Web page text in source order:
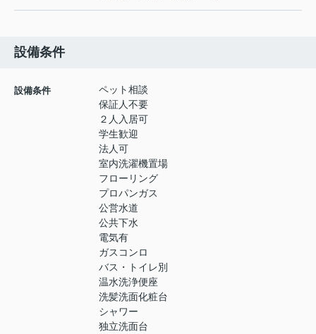
設備条件
設備条件
ペット相談
保証人不要
２人入居可
学生歓迎
法人可
室内洗濯機置場
フローリング
プロパンガス
公営水道
公共下水
電気有
ガスコンロ
バス・トイレ別
温水洗浄便座
洗髪洗面化粧台
シャワー
独立洗面台